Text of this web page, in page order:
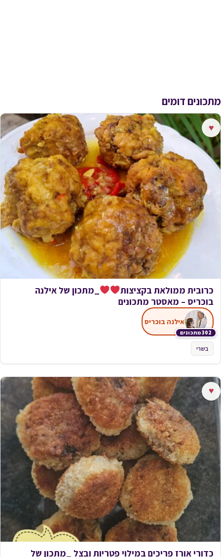
מתכונים דומים
♥
כרובית ממולאת בקציצות
_מתכון של אילנה
בוכריס – מאסטר מתכונים
302 מתכונים
אילנה בוכריס
בשרי
♥
כדורי אורז פריכים במילוי פטריות ובצל _מתכון של